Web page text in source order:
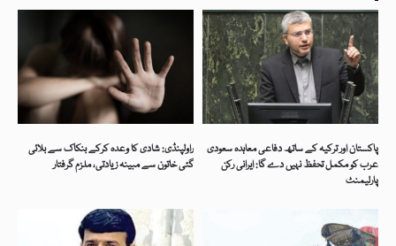
راولپنڈی: شادی کا وعدہ کرکے بنکاک سے بلائی
گئی خاتون سے مبینہ زیادتی، ملزم گرفتار
پاکستان اور ترکیہ کے ساتھ دفاعی معاہدہ سعودی
عرب کو مکمل تحفظ نہیں دے گا: ایرانی رکن
پارلیمنٹ